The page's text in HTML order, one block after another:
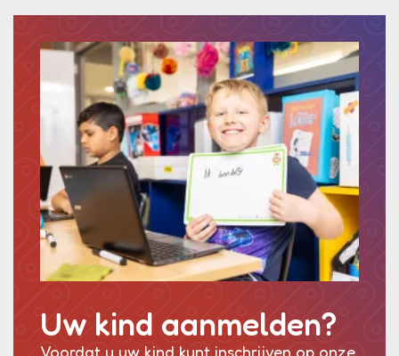
Uw kind aanmelden?
Voordat u uw kind kunt inschrijven op onze